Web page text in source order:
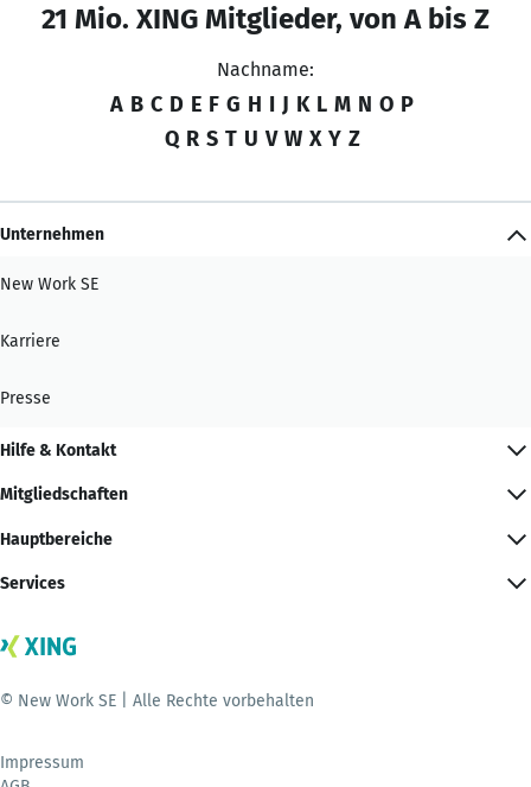
21 Mio. XING Mitglieder, von A bis Z
Nachname:
A B C D E F G H I J K L M N O P
Q R S T U V W X Y Z
Unternehmen
New Work SE
Karriere
Presse
Hilfe & Kontakt
Mitgliedschaften
Hauptbereiche
Services
© New Work SE | Alle Rechte vorbehalten
Impressum